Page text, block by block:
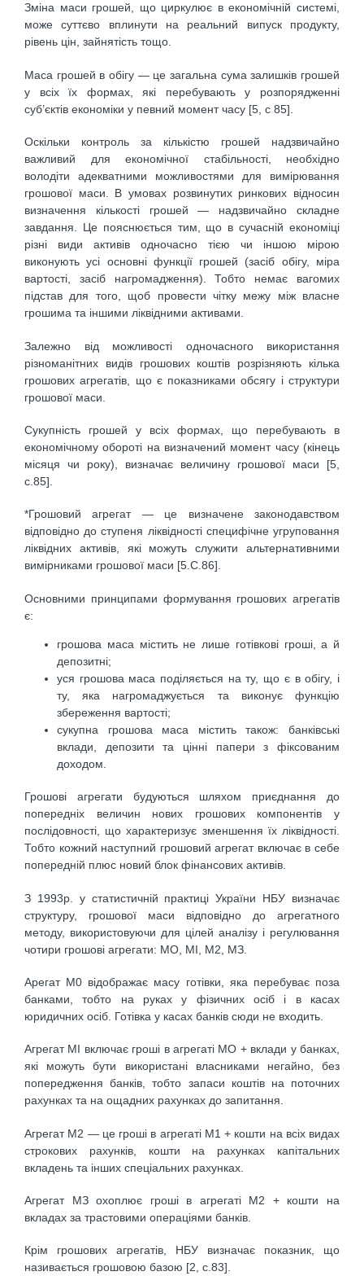
Зміна маси грошей, що циркулює в економічній системі,
може суттєво вплинути на реальний випуск продукту,
рівень цін, зайнятість тощо.
Маса грошей в обігу — це загальна сума залишків грошей
у всіх їх формах, які перебувають у розпорядженні
суб’єктів економіки у певний момент часу [5, с 85].
Оскільки контроль за кількістю грошей надзвичайно
важливий для економічної стабільності, необхідно
володіти адекватними можливостями для вимірювання
грошової маси. В умовах розвинутих ринкових відносин
визначення кількості грошей — надзвичайно складне
завдання. Це пояснюється тим, що в сучасній економіці
різні види активів одночасно тією чи іншою мірою
виконують усі основні функції грошей (засіб обігу, міра
вартості, засіб нагромадження). Тобто немає вагомих
підстав для того, щоб провести чітку межу між власне
грошима та іншими ліквідними активами.
Залежно від можливості одночасного використання
різноманітних видів грошових коштів розрізняють кілька
грошових агрегатів, що є показниками обсягу і структури
грошової маси.
Сукупність грошей у всіх формах, що перебувають в
економічному обороті на визначений момент часу (кінець
місяця чи року), визначає величину грошової маси [5,
с.85].
*Грошовий агрегат — це визначене законодавством
відповідно до ступеня ліквідності специфічне угруповання
ліквідних активів, які можуть служити альтернативними
вимірниками грошової маси [5.С.86].
Основними принципами формування грошових агрегатів
є:
грошова маса містить не лише готівкові гроші, а й
депозитні;
уся грошова маса поділяється на ту, що є в обігу, і
ту, яка нагромаджується та виконує функцію
збереження вартості;
сукупна грошова маса містить також: банківські
вклади, депозити та цінні папери з фіксованим
доходом.
Грошові агрегати будуються шляхом приєднання до
попередніх величин нових грошових компонентів у
послідовності, що характеризує зменшення їх ліквідності.
Тобто кожний наступний грошовий агрегат включає в себе
попередній плюс новий блок фінансових активів.
З 1993р. у статистичній практиці України НБУ визначає
структуру, грошової маси відповідно до агрегатного
методу, використовуючи для цілей аналізу і регулювання
чотири грошові агрегати: МО, МІ, М2, МЗ.
Арегат М0 відображає масу готівки, яка перебуває поза
банками, тобто на руках у фізичних осіб і в касах
юридичних осіб. Готівка у касах банків сюди не входить.
Агрегат МІ включає гроші в агрегаті МО + вклади у банках,
які можуть бути використані власниками негайно, без
попередження банків, тобто запаси коштів на поточних
рахунках та на ощадних рахунках до запитання.
Агрегат М2 — це гроші в агрегаті М1 + кошти на всіх видах
строкових рахунків, кошти на рахунках капітальних
вкладень та інших спеціальних рахунках.
Агрегат МЗ охоплює гроші в агрегаті М2 + кошти на
вкладах за трастовими операціями банків.
Крім грошових агрегатів, НБУ визначає показник, що
називається грошовою базою [2, с.83].